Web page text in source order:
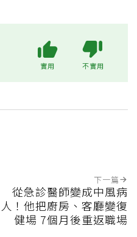
實用 不實用
下一篇
從急診醫師變成中風病
人！他把廚房、客廳變復
健場 7個月後重返職場